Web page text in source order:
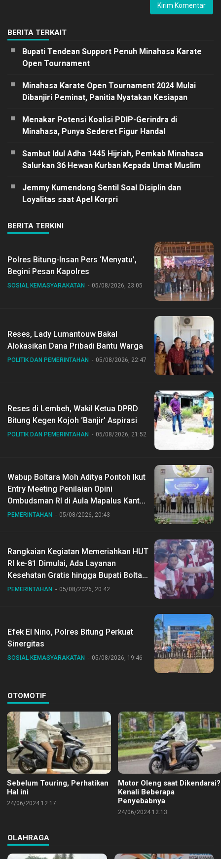
BERITA TERKAIT
Bupati Tendean Support Penuh Minahasa Karate
Open Tournament
Minahasa Karate Open Tournament 2024 Mulai
Dibanjiri Peminat, Panitia Nyatakan Kesiapan
Menakar Potensi Koalisi PDIP-Gerindra di
Minahasa, Punya Sederet Figur Handal
Sambut Idul Adha 1445 Hijriah, Pemkab Minahasa
Salurkan 36 Hewan Kurban Kepada Umat Muslim
Jemmy Kumendong Sentil Soal Disiplin dan
Loyalitas saat Apel Korpri
BERITA TERKINI
Polres Bitung-Insan Pers ‘Menyatu’,
Begini Pesan Kapolres
SOSIAL KEMASYARAKATAN 05/08/2026, 23:05
Reses, Lady Lumantouw Bakal
Alokasikan Dana Pribadi Bantu Warga
POLITIK DAN PEMERINTAHAN 05/08/2026, 22:47
Reses di Lembeh, Wakil Ketua DPRD
Bitung Kegen Kojoh ‘Banjir’ Aspirasi
POLITIK DAN PEMERINTAHAN 05/08/2026, 21:52
Wabup Boltara Moh Aditya Pontoh Ikut
Entry Meeting Penilaian Opini
Ombudsman RI di Aula Mapalus Kantur
Gubernur Sulut
PEMERINTAHAN 05/08/2026, 20:43
Rangkaian Kegiatan Memeriahkan HUT
RI ke-81 Dimulai, Ada Layanan
Kesehatan Gratis hingga Bupati Boltara
Dr Sirajudin Lasena Ikut Jalan Sehat
PEMERINTAHAN 05/08/2026, 20:42
Efek El Nino, Polres Bitung Perkuat
Sinergitas
SOSIAL KEMASYARAKATAN 05/08/2026, 19:46
OTOMOTIF
Sebelum Touring, Perhatikan
Hal ini
24/06/2024 12:17
Motor Oleng saat Dikendarai?
Kenali Beberapa
Penyebabnya
24/06/2024 12:13
OLAHRAGA